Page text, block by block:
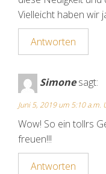
Vielleicht haben wir
Antworten
Simone sagt:
Juni 5, 2019 um 5:10 a.m.
Wow! So ein tollrs
freuen!!!
Antworten